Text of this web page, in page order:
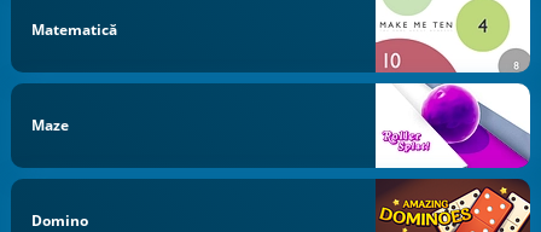
Matematică
Maze
Domino